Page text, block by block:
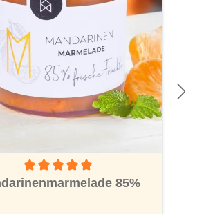
Durchschnittliche Bewertung von 5 von 5
85%